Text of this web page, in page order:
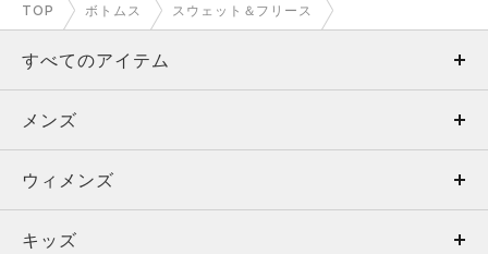
TOP ボトムス スウェット＆フリース
すべてのアイテム
メンズ
ウィメンズ
キッズ
メンズ
トップス
ボトムス
ウィメンズ
トップス
キッズ